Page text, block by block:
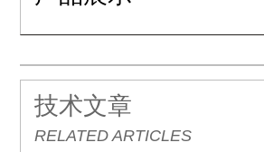
技术文章
RELATED ARTICLES